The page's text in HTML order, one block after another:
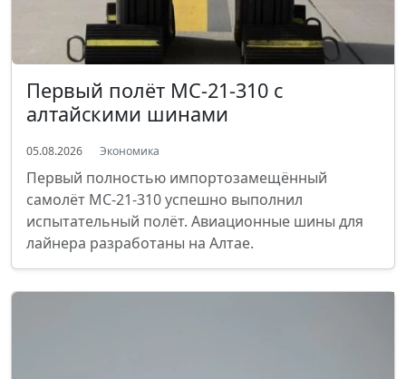
Первый полёт МС-21-310 с
алтайскими шинами
05.08.2026 Экономика
Первый полностью импортозамещённый
самолёт МС-21-310 успешно выполнил
испытательный полёт. Авиационные шины для
лайнера разработаны на Алтае.